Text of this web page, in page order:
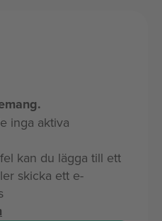
inga aktiva
kan du lägga till ett
skicka ett e-